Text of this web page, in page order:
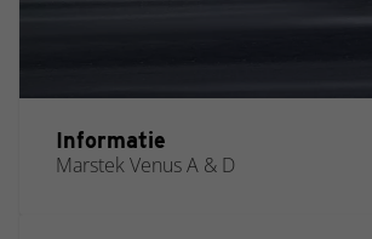
Informatie
Marstek Venus A & D